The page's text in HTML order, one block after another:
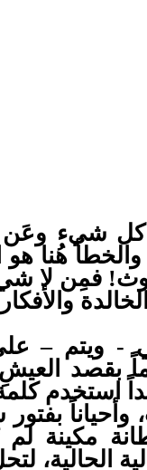
شيء وعَن
هُنا هو
فمِن لا
والأفكار
- ويتم –
بقصد
استخدم
مكينة لم
الحالية،